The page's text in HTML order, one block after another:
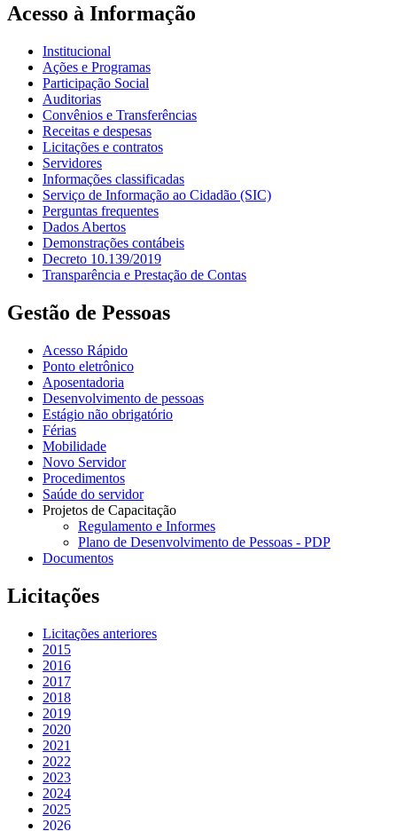
Acesso à Informação
Institucional
Ações e Programas
Participação Social
Auditorias
Convênios e Transferências
Receitas e despesas
Licitações e contratos
Servidores
Informações classificadas
Serviço de Informação ao Cidadão (SIC)
Perguntas frequentes
Dados Abertos
Demonstrações contábeis
Decreto 10.139/2019
Transparência e Prestação de Contas
Gestão de Pessoas
Acesso Rápido
Ponto eletrônico
Aposentadoria
Desenvolvimento de pessoas
Estágio não obrigatório
Férias
Mobilidade
Novo Servidor
Procedimentos
Saúde do servidor
Projetos de Capacitação
Regulamento e Informes
Plano de Desenvolvimento de Pessoas - PDP
Documentos
Licitações
Licitações anteriores
2015
2016
2017
2018
2019
2020
2021
2022
2023
2024
2025
2026